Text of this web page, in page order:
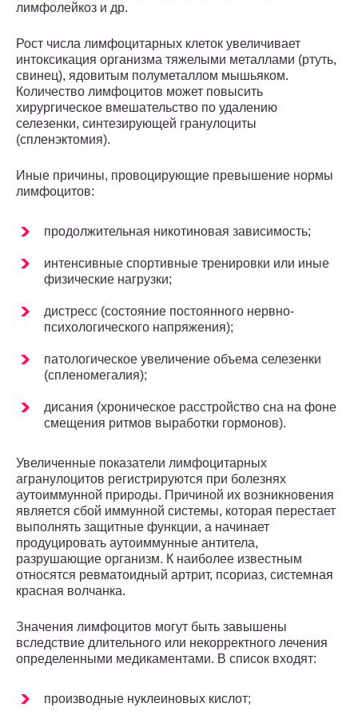
лимфолейкоз и др.
Рост числа лимфоцитарных клеток увеличивает
интоксикация организма тяжелыми металлами (ртуть,
свинец), ядовитым полуметаллом мышьяком.
Количество лимфоцитов может повысить
хирургическое вмешательство по удалению
селезенки, синтезирующей гранулоциты
(спленэктомия).
Иные причины, провоцирующие превышение нормы
лимфоцитов:
продолжительная никотиновая зависимость;
интенсивные спортивные тренировки или иные
физические нагрузки;
дистресс (состояние постоянного нервно-
психологического напряжения);
патологическое увеличение объема селезенки
(спленомегалия);
дисания (хроническое расстройство сна на фоне
смещения ритмов выработки гормонов).
Увеличенные показатели лимфоцитарных
агранулоцитов регистрируются при болезнях
аутоиммунной природы. Причиной их возникновения
является сбой иммунной системы, которая перестает
выполнять защитные функции, а начинает
продуцировать аутоиммунные антитела,
разрушающие организм. К наиболее известным
относятся ревматоидный артрит, псориаз, системная
красная волчанка.
Значения лимфоцитов могут быть завышены
вследствие длительного или некорректного лечения
определенными медикаментами. В список входят:
производные нуклеиновых кислот;